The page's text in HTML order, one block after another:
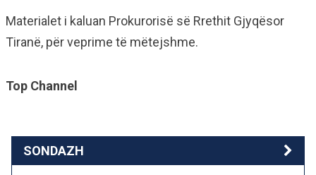
Materialet i kaluan Prokurorisë së Rrethit Gjyqësor
Tiranë, për veprime të mëtejshme.
Top Channel
SONDAZH